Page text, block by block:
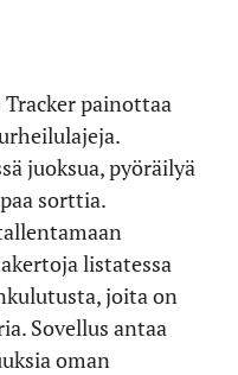
painottaa
juoksua, pyöräilyä
sorttia.
listatessa
joita on
Sovellus antaa
oman